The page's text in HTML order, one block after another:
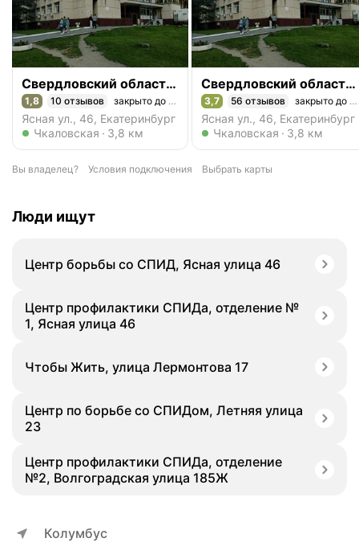
Свердловский областной центр по профилактике и борьбе со СПИД, клинико-диагностическое отделение № 1
Рейтинг 1,8 из 5
1,8 10 отзывов закрыто до завтра
Ясная ул., 46, Екатеринбург
Метро Чкаловская
Чкаловская 3,8 км
Свердловский областной центр профилактики и борьбы со СПИД
Рейтинг 3,7 из 5
3,7 56 отзывов закрыто до 08:00
Ясная ул., 46, Екатеринбург
Метро Чкаловская
Чкаловская 3,8 км
Вы владелец? Условия подключения Выбрать карты
Люди ищут
Центр борьбы со СПИД, Ясная улица 46
Центр профилактики СПИДа, отделение №
1, Ясная улица 46
Чтобы Жить, улица Лермонтова 17
Центр по борьбе со СПИДом, Летняя улица
23
Центр профилактики СПИДа, отделение
№2, Волгоградская улица 185Ж
Колумбус